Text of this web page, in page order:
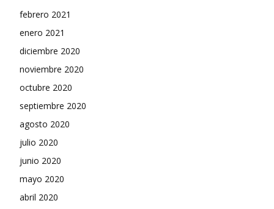
febrero 2021
enero 2021
diciembre 2020
noviembre 2020
octubre 2020
septiembre 2020
agosto 2020
julio 2020
junio 2020
mayo 2020
abril 2020